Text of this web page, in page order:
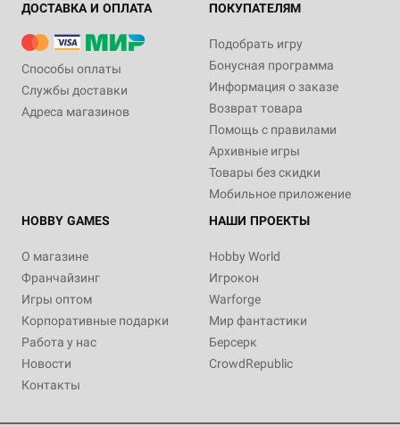
ДОСТАВКА И ОПЛАТА
Способы оплаты
Службы доставки
Адреса магазинов
ПОКУПАТЕЛЯМ
Подобрать игру
Бонусная программа
Информация о заказе
Возврат товара
Помощь с правилами
Архивные игры
Товары без скидки
Мобильное приложение
HOBBY GAMES
О магазине
Франчайзинг
Игры оптом
Корпоративные подарки
Работа у нас
Новости
Контакты
НАШИ ПРОЕКТЫ
Hobby World
Игрокон
Warforge
Мир фантастики
Берсерк
CrowdRepublic